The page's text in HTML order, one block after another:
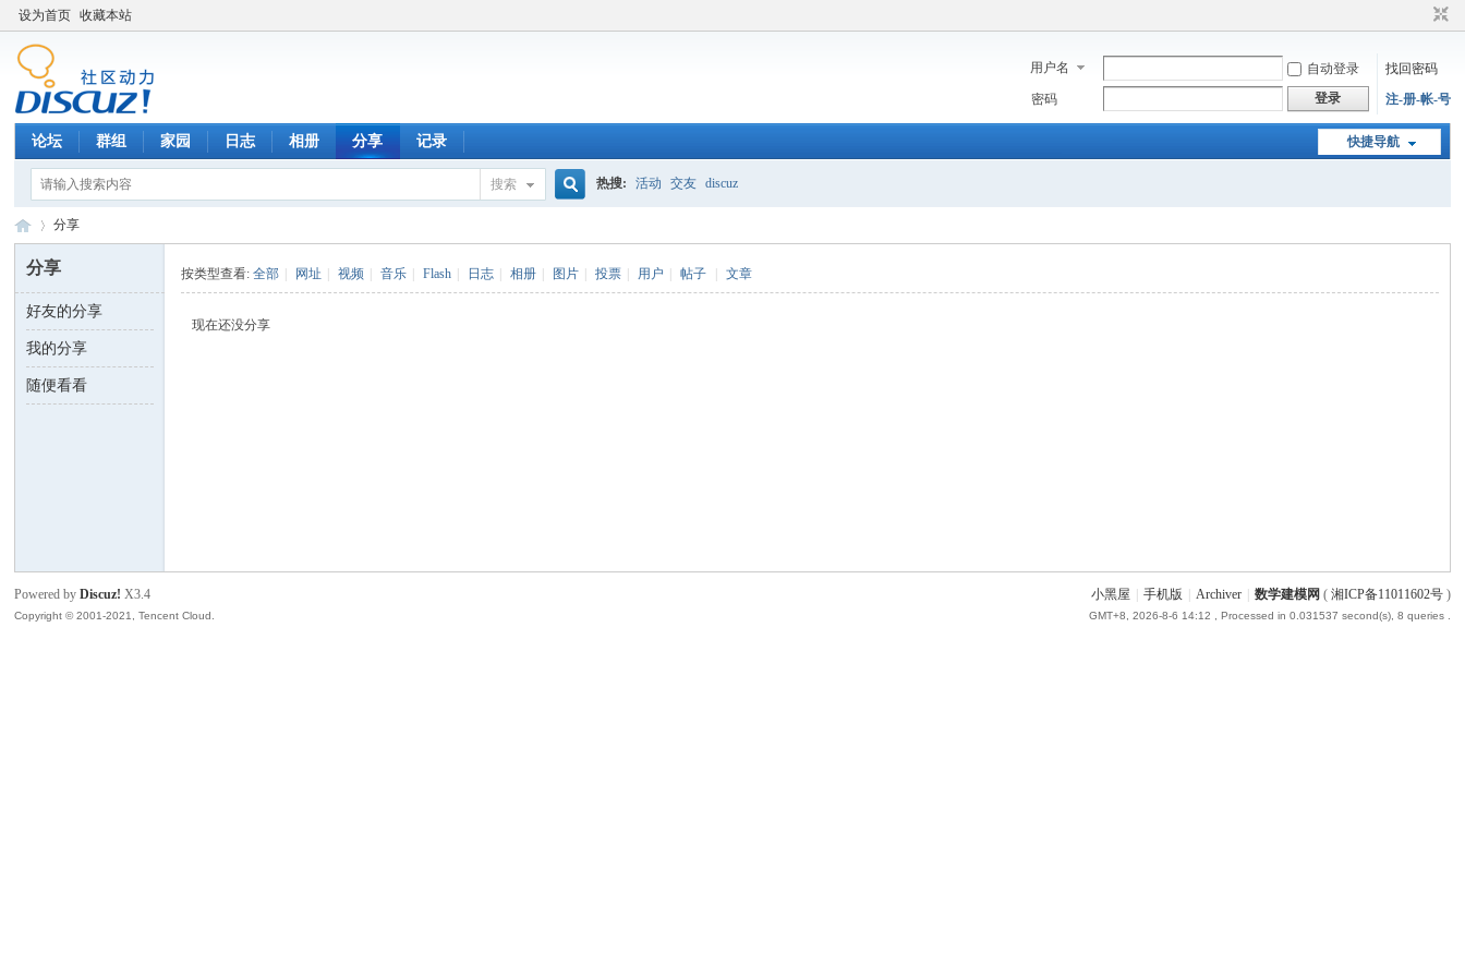
设为首页 收藏本站
用户名 自动登录
找回密码
密码
登录 注-册-帐-号
快捷导航
论坛 群组 家园 日志 相册 分享 记录
搜索 热搜: 活动 交友 discuz
数 ›
分享
分享
好友的分享
我的分享
随便看看
按类型查看:全部 网址 视频 音乐 Flash 日志 相册 图片 投票 用户 帖子 文章
现在还没分享
小黑屋 手机版 Archiver 数学建模网 ( 湘ICP备11011602号)
GMT+8, 2026-8-6 14:12 , Processed in 0.031537 second(s), 8 queries .
Powered byDiscuz! X3.4
Copyright © 2001-2021, Tencent Cloud.